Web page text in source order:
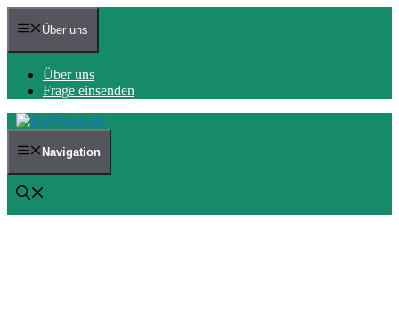
Zum
Inhalt Über uns
Über uns
Frage einsenden
Navigation